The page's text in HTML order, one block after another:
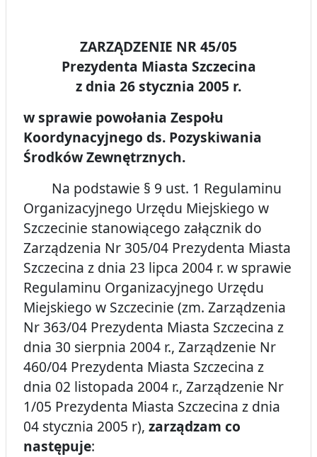
ZARZĄDZENIE NR 45/05
Prezydenta Miasta Szczecina
z dnia 26 stycznia 2005 r.
w sprawie powołania Zespołu
Koordynacyjnego ds. Pozyskiwania
Środków Zewnętrznych.
Na podstawie § 9 ust. 1 Regulaminu
Organizacyjnego Urzędu Miejskiego w
Szczecinie stanowiącego załącznik do
Zarządzenia Nr 305/04 Prezydenta Miasta
Szczecina z dnia 23 lipca 2004 r. w sprawie
Regulaminu Organizacyjnego Urzędu
Miejskiego w Szczecinie (zm. Zarządzenia
Nr 363/04 Prezydenta Miasta Szczecina z
dnia 30 sierpnia 2004 r., Zarządzenie Nr
460/04 Prezydenta Miasta Szczecina z
dnia 02 listopada 2004 r., Zarządzenie Nr
1/05 Prezydenta Miasta Szczecina z dnia
04 stycznia 2005 r), zarządzam co
następuje: